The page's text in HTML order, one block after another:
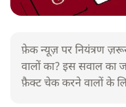
फ़ेक न्यूज़ पर नियंत्रण
वालों का? इस सवाल का
फ़ैक्ट चेक करने वालों के